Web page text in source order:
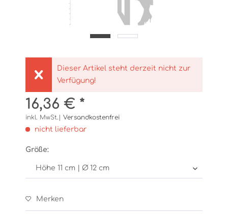
Dieser Artikel steht derzeit nicht zur
Verfügung!
16,36 € *
inkl. MwSt.| Versandkostenfrei
nicht lieferbar
Größe:
Merken